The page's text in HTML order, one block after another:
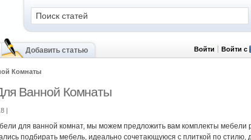
Добавить статью Войти Войти с
Комнаты
Ванной Комнаты
|
для ванной комнат, мы можем предложить вам комплекты мебели
подбирать мебель, идеально сочетающуюся с плиткой по стилю,